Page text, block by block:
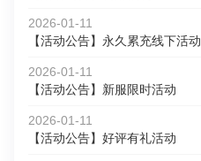
2026-01-11
【活动公告】永久累充线下活动
2026-01-11
【活动公告】新服限时活动
2026-01-11
【活动公告】好评有礼活动